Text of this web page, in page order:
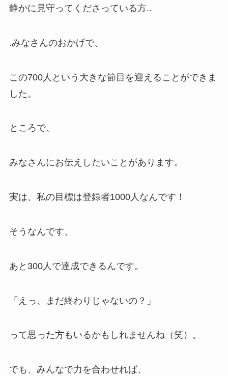
静かに見守ってくださっている方..
.みなさんのおかげで、
この700人という大きな節目を迎えることができま
した。
ところで、
みなさんにお伝えしたいことがあります。
実は、私の目標は登録者1000人なんです！
そうなんです、
あと300人で達成できるんです。
「えっ、まだ終わりじゃないの？」
って思った方もいるかもしれませんね（笑）。
でも、みんなで力を合わせれば、